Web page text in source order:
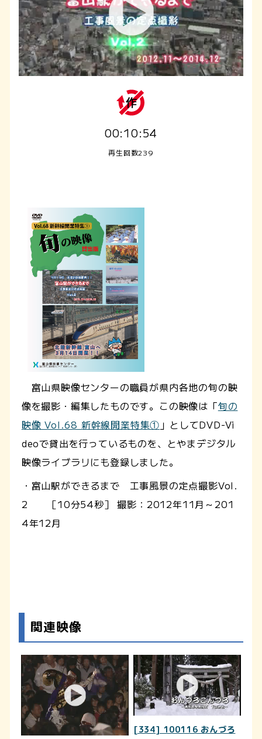
00:10:54
再生回数239
富山県映像センターの職員が県内各地の旬の映
像を撮影・編集したものです。この映像は「旬の
映像 Vol.68 新幹線開業特集① 」としてDVD-Vi
deoで貸出を行っているものを、とやまデジタル
映像ライブラリにも登録しました。
・富山駅ができるまで 工事風景の定点撮影Vol.
2 ［10分54秒］ 撮影：2012年11月～201
4年12月
関連映像
[334] 100116 おんづろ